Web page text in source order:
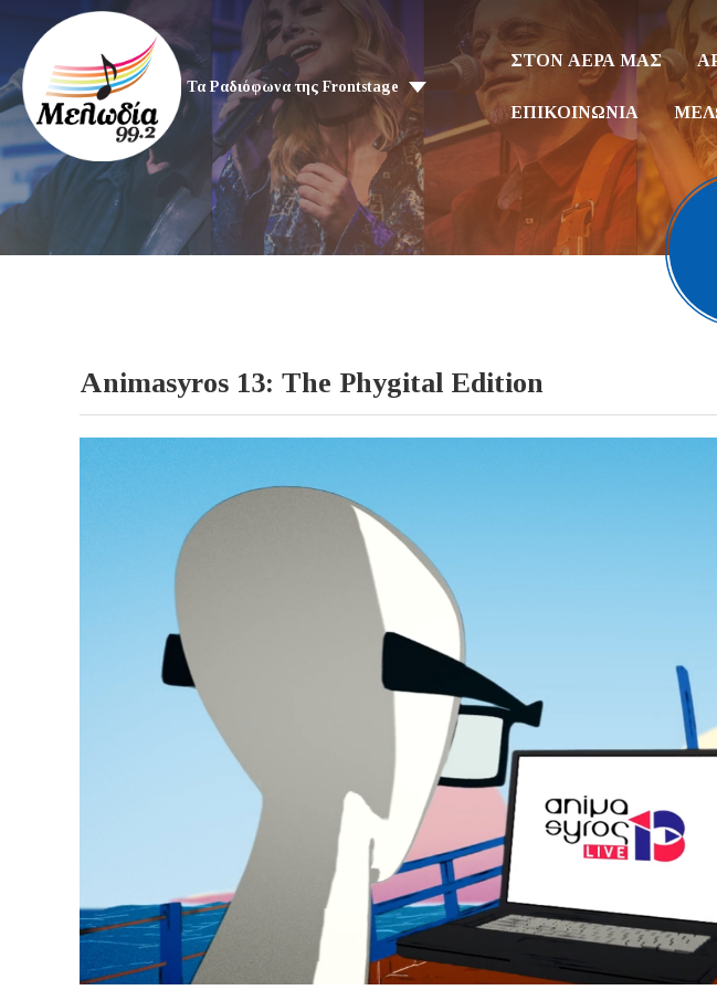
Τα Ραδιόφωνα της Frontstage
ΣΤΟΝ ΑΕΡΑ ΜΑΣ
ΕΠΙΚΟΙΝΩΝΙΑ
Animasyros 13: The Phygital Edition